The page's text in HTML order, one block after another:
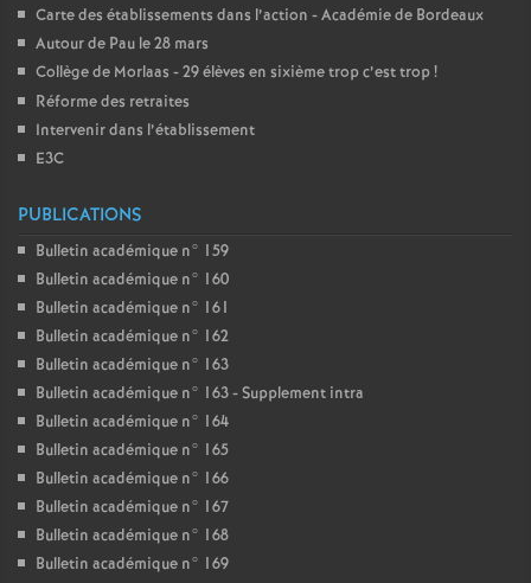
Carte des établissements dans l’action - Académie de Bordeaux
Autour de Pau le 28 mars
Collège de Morlaas - 29 élèves en sixième trop c’est trop!
Réforme des retraites
Intervenir dans l’établissement
E3C
PUBLICATIONS
Bulletin académique n° 159
Bulletin académique n° 160
Bulletin académique n° 161
Bulletin académique n° 162
Bulletin académique n° 163
Bulletin académique n° 163 - Supplement intra
Bulletin académique n° 164
Bulletin académique n° 165
Bulletin académique n° 166
Bulletin académique n° 167
Bulletin académique n° 168
Bulletin académique n° 169